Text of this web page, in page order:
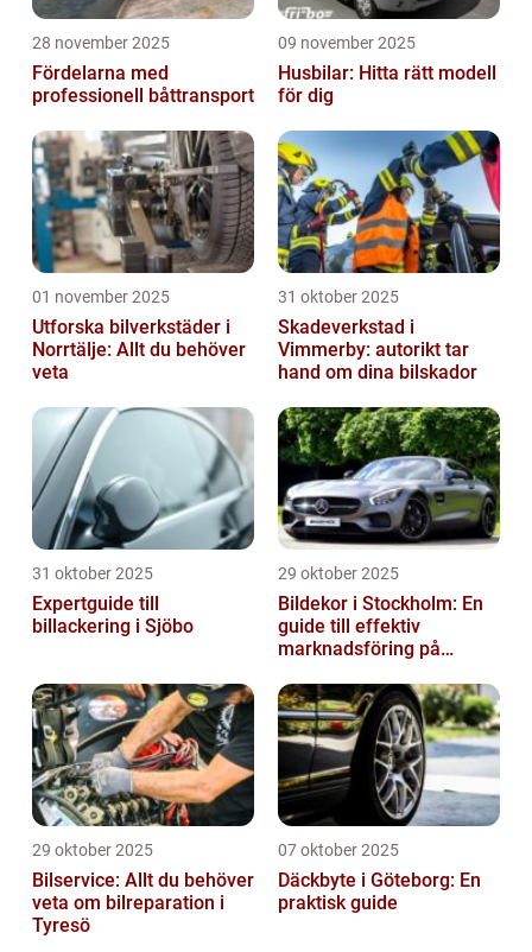
28 november 2025
Fördelarna med
professionell båttransport
09 november 2025
Husbilar: Hitta rätt modell
för dig
01 november 2025
Utforska bilverkstäder i
Norrtälje: Allt du behöver
veta
31 oktober 2025
Skadeverkstad i
Vimmerby: autorikt tar
hand om dina bilskador
31 oktober 2025
Expertguide till
billackering i Sjöbo
29 oktober 2025
Bildekor i Stockholm: En
guide till effektiv
marknadsföring på
29 oktober 2025
Bilservice: Allt du behöver
veta om bilreparation i
Tyresö
07 oktober 2025
Däckbyte i Göteborg: En
praktisk guide